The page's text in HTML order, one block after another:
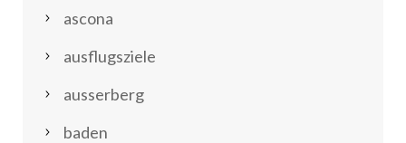
ascona
ausflugsziele
ausserberg
baden